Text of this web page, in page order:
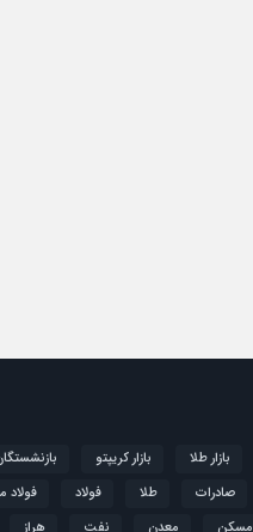
بازار طلا بازار کریپتو
صادرات طلا فولاد فولاد
مسکن معدن نفت هراز